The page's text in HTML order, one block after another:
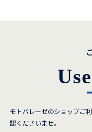
モトバレーゼのショップご
認くださいませ。